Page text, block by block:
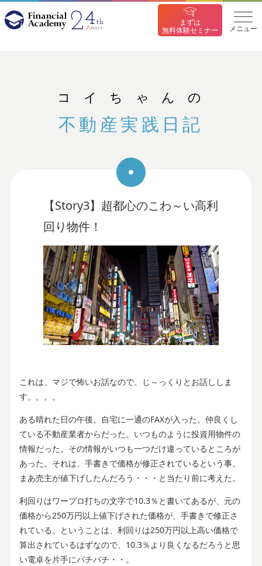
まずは
無料体験セミナー
メニュー
コイちゃんの
不動産実践日記
【Story3】超都心のこわ～い高利
回り物件！
これは、マジで怖いお話なので、じ～っくりとお話ししま
す。。。。
ある晴れた日の午後。自宅に一通のFAXが入った。仲良くし
ている不動産業者からだった。いつものように投資用物件の
情報だった。その情報がいつも一つだけ違っているところが
あった。それは、手書きで価格が修正されているという事。
まあ売主が値下げしたんだろう・・・と当たり前に考えた。
利回りはワープロ打ちの文字で10.3％と書いてあるが、元の
価格から250万円以上値下げされた価格が、手書きで修正さ
れている。ということは、利回りは250万円以上高い価格で
算出されているはずなので、10.3％より良くなるだろうと思
い電卓を片手にパチパチ・・。